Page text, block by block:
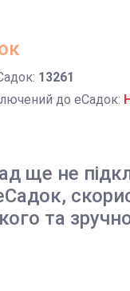
13261
до еСадок:
ще не
та